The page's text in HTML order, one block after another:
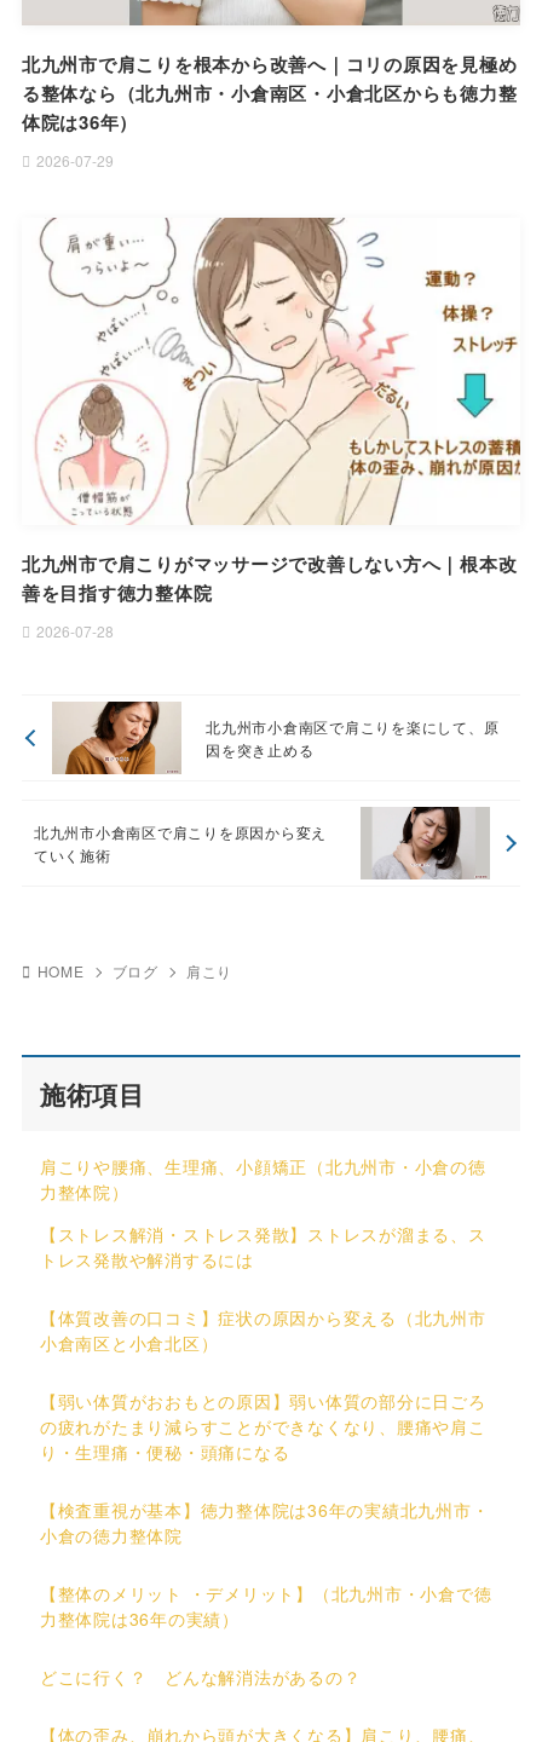
北九州市で肩こりを根本から改善へ｜コリの原因を見極め
る整体なら（北九州市・小倉南区・小倉北区からも徳力整
体院は36年）
2026-07-29
北九州市で肩こりがマッサージで改善しない方へ｜根本改
善を目指す徳力整体院
2026-07-28
北九州市小倉南区で肩こりを楽にして、原
因を突き止める
北九州市小倉南区で肩こりを原因から変え
ていく施術
HOME ブログ 肩こり
施術項目
肩こりや腰痛、生理痛、小顔矯正（北九州市・小倉の徳
力整体院）
【ストレス解消・ストレス発散】ストレスが溜まる、ス
トレス発散や解消するには
【体質改善の口コミ】症状の原因から変える（北九州市
小倉南区と小倉北区）
【弱い体質がおおもとの原因】弱い体質の部分に日ごろ
の疲れがたまり減らすことができなくなり、腰痛や肩こ
り・生理痛・便秘・頭痛になる
【検査重視が基本】徳力整体院は36年の実績北九州市・
小倉の徳力整体院
【整体のメリット ・デメリット】（北九州市・小倉で徳
力整体院は36年の実績）
どこに行く？ どんな解消法があるの？
【体の歪み、崩れから頭が大きくなる】肩こり、腰痛、